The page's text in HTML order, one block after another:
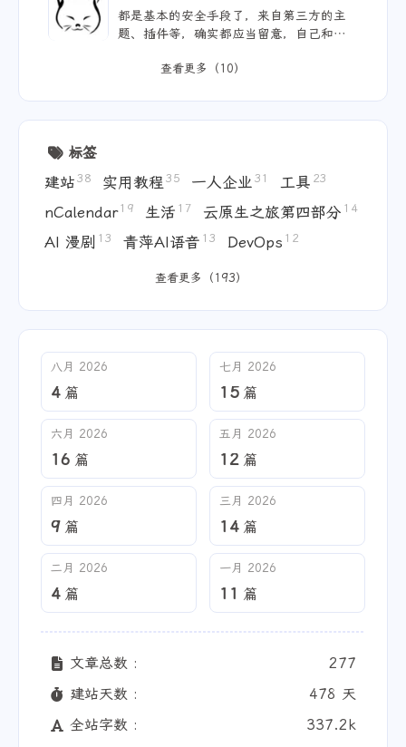
都是基本的安全手段了，来自第三方的主
题、插件等，确实都应当留意，自己和用ai
查看更多（10）
标签
建站 38 实用教程 35 一人企业 31 工具 23
nCalendar 19 生活 17 云原生之旅第四部分 14
AI 漫剧 13 青萍AI语音 13 DevOps 12
查看更多（193）
八月 2026
4 篇
七月 2026
15 篇
六月 2026
16 篇
五月 2026
12 篇
四月 2026
9 篇
三月 2026
14 篇
二月 2026
4 篇
一月 2026
11 篇
文章总数 :
277
建站天数 :
478 天
全站字数 :
337.2k